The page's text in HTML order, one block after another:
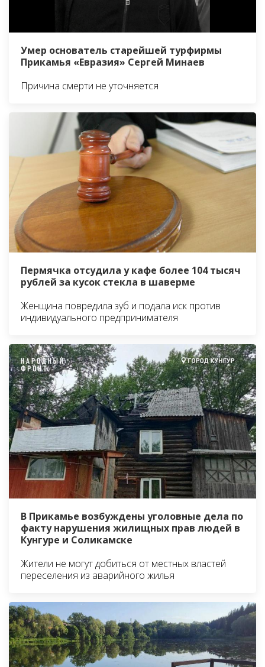
Умер основатель старейшей турфирмы
Прикамья «Евразия» Сергей Минаев
Причина смерти не уточняется
Пермячка отсудила у кафе более 104 тысяч
рублей за кусок стекла в шаверме
Женщина повредила зуб и подала иск против
индивидуального предпринимателя
В Прикамье возбуждены уголовные дела по
факту нарушения жилищных прав людей в
Кунгуре и Соликамске
Жители не могут добиться от местных властей
переселения из аварийного жилья